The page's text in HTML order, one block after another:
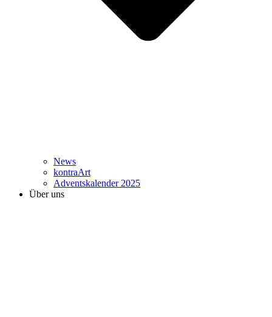
News
kontraArt
Adventskalender 2025
Über uns